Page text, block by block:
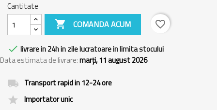
Cantitate
 COMANDA ACUM favorite_border
 livrare in 24h in zile lucratoare in limita stocului
Data estimata de livrare:marți, 11 august 2026
local_shipping Transport rapid in 12-24 ore
grade Importator unic